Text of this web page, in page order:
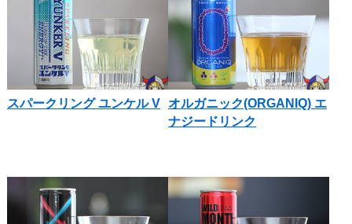
スパークリング ユンケル V オルガニック(ORGANIQ) エ
ナジードリンク